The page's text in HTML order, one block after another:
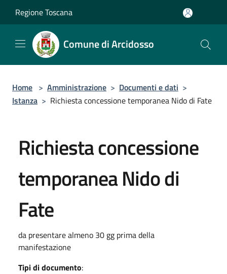
Regione Toscana
Comune di Arcidosso
Home > Amministrazione > Documenti e dati >
Istanza > Richiesta concessione temporanea Nido di Fate
Richiesta concessione
temporanea Nido di
Fate
da presentare almeno 30 gg prima della
manifestazione
Tipi di documento: